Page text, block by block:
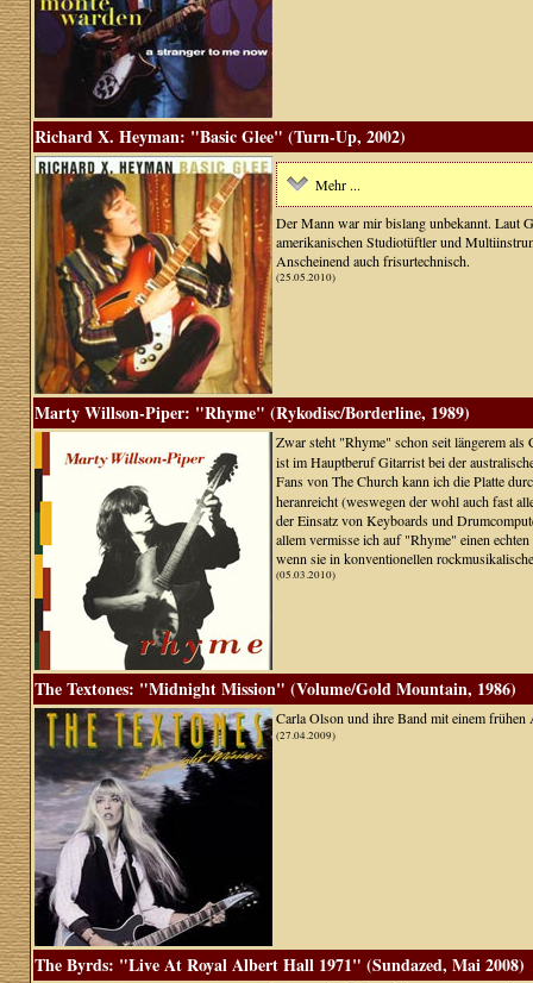
Richard X. Heyman: "Basic Glee" (Turn-Up, 2002)
Mehr ...
Der Mann war mir bislang unbekannt. Laut
amerikanischen Studiotüftler und
Anscheinend auch frisurtechnisch.
(25.05.2010)
Marty Willson-Piper: "Rhyme" (Rykodisc/Borderline, 1989)
Zwar steht "Rhyme" schon seit längerem
ist im Hauptberuf Gitarrist bei der
Fans von The Church kann ich die Platte
heranreicht (weswegen der wohl auch fast
der Einsatz von Keyboards und
allem vermisse ich auf "Rhyme" einen
wenn sie in konventionellen
(05.03.2010)
The Textones: "Midnight Mission" (Volume/Gold Mountain, 1986)
Carla Olson und ihre Band mit einem
(27.04.2009)
The Byrds: "Live At Royal Albert Hall 1971" (Sundazed, Mai 2008)